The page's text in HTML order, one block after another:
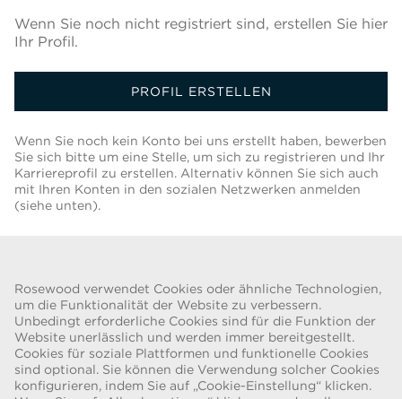
Rosewood verwendet Cookies oder ähnliche Technologien,
um die Funktionalität der Website zu verbessern.
Unbedingt erforderliche Cookies sind für die Funktion der
Website unerlässlich und werden immer bereitgestellt.
Cookies für soziale Plattformen und funktionelle Cookies
sind optional. Sie können die Verwendung solcher Cookies
konfigurieren, indem Sie auf „Cookie-Einstellung“ klicken.
Wenn Sie noch nicht registriert sind, erstellen Sie hier
Ihr Profil.
PROFIL ERSTELLEN
Wenn Sie noch kein Konto bei uns erstellt haben, bewerben
Sie sich bitte um eine Stelle, um sich zu registrieren und Ihr
Karriereprofil zu erstellen. Alternativ können Sie sich auch
mit Ihren Konten in den sozialen Netzwerken anmelden
(siehe unten).
Zurück Zur Jobliste
BETRUGSWARNUNG
Wir wurden auf eine aktuelle Betrugsmasche aufmerksam gemacht,